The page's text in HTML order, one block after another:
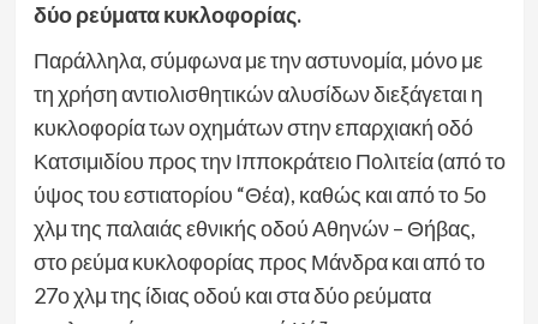
δύο ρεύματα κυκλοφορίας.
Παράλληλα, σύμφωνα με την αστυνομία, μόνο με
τη χρήση αντιολισθητικών αλυσίδων διεξάγεται η
κυκλοφορία των οχημάτων στην επαρχιακή οδό
Κατσιμιδίου προς την Ιπποκράτειο Πολιτεία (από το
ύψος του εστιατορίου “Θέα), καθώς και από το 5ο
χλμ της παλαιάς εθνικής οδού Αθηνών – Θήβας,
στο ρεύμα κυκλοφορίας προς Μάνδρα και από το
27ο χλμ της ίδιας οδού και στα δύο ρεύματα